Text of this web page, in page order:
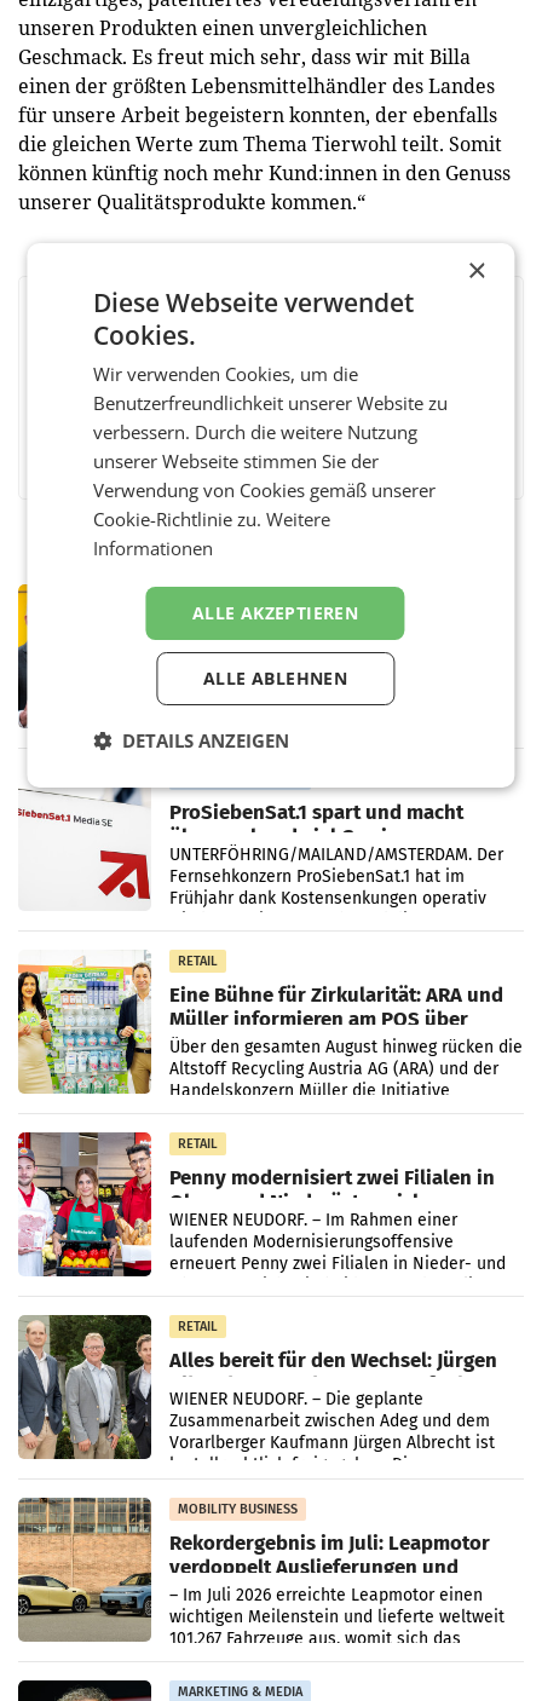
unseren Produkten einen unvergleichlichen
Geschmack. Es freut mich sehr, dass wir mit Billa
einen der größten Lebensmittelhändler des Landes
für unsere Arbeit begeistern konnten, der ebenfalls
die gleichen Werte zum Thema Tierwohl teilt. Somit
können künftig noch mehr Kund:innen in den Genuss
unserer Qualitätsprodukte kommen.“
BEWERTEN SIE DIESEN ARTIKEL
FacebookTwitter MessengerWhatsAppLinkedInXING Teilen
Österreichische Post: Umsatzplus im
ersten Halbjahr trotz schwachem
Briefgeschäft
WIEN Die Österreichische Post AG hat im
ersten Halbjahr 2026 einen Konzernumsatz
einem Plus von 3,8 Prozent gegenüber dem
ProSiebenSat.1 spart und macht
überraschend viel Gewinn
UNTERFÖHRING/MAILAND/AMSTERDAM. Der
Fernsehkonzern ProSiebenSat.1 hat im
Frühjahr dank Kostensenkungen operativ
RETAIL
Eine Bühne für Zirkularität: ARA und
Müller informieren am POS über
Kreislauffähigkeit
Über den gesamten August hinweg rücken die
Altstoff Recycling Austria AG (ARA) und der
Handelskonzern Müller die Initiative
„Kreislauf-Helden“ in allen österreichischen
Müller-Filialen
RETAIL
Penny modernisiert zwei Filialen in
Ober- und Niederösterreich
WIENER NEUDORF. – Im Rahmen einer
laufenden Modernisierungsoffensive
erneuert Penny zwei Filialen in Nieder- und
RETAIL
Alles bereit für den Wechsel: Jürgen
Albrecht setzt ab 1.1.2027 auf Adeg
WIENER NEUDORF. – Die geplante
Zusammenarbeit zwischen Adeg und dem
Vorarlberger Kaufmann Jürgen Albrecht ist
kartellrechtlich freigegeben: Die
Bundeswettbewerbsbehörde und der
Bundeskartellanwalt
MOBILITY BUSINESS
Rekordergebnis im Juli: Leapmotor
verdoppelt Auslieferungen und
überschreitet die 100.000er-Marke
– Im Juli 2026 erreichte Leapmotor einen
wichtigen Meilenstein und lieferte weltweit
101.267 Fahrzeuge aus, womit sich das
Ergebnis gegenüber Juli 2025 mehr als
verdoppelte (+102
MARKETING & MEDIA
×
Diese Webseite verwendet
Cookies.
Wir verwenden Cookies, um die
Benutzerfreundlichkeit unserer Website zu
verbessern. Durch die weitere Nutzung
unserer Webseite stimmen Sie der
Verwendung von Cookies gemäß unserer
Cookie-Richtlinie zu.Weitere
Informationen
ALLE AKZEPTIEREN
ALLE ABLEHNEN
DETAILS ANZEIGEN